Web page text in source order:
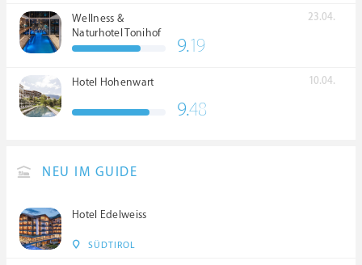
Wellness &
Naturhotel Tonihof
****S
23.04.
9.19
Hotel Hohenwart 10.04.
9.48
NEU IM GUIDE
Hotel Edelweiss
SÜDTIROL